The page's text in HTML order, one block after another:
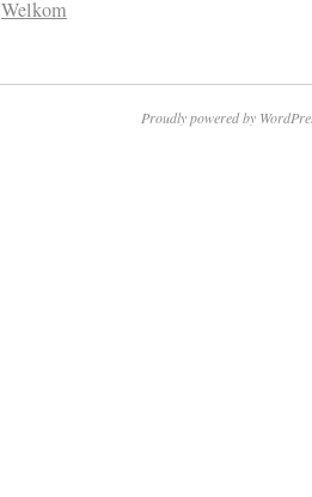
Welkom
Proudly powered by